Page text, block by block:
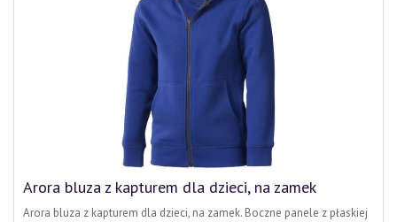
Arora bluza z kapturem dla dzieci, na zamek
Arora bluza z kapturem dla dzieci, na zamek. Boczne panele z płaskiej